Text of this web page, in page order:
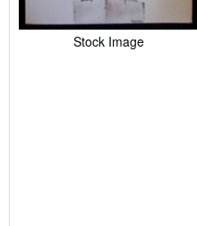
Stock Image